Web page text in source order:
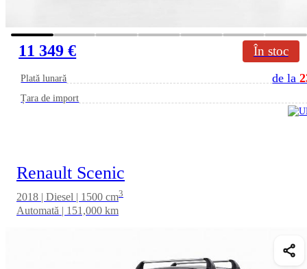
11 349 € În stoc
Plată lunară de la
Țara de import
Renault Scenic
2018 | Diesel | 1500 cm3
Automată | 151,000 km